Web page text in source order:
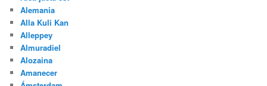
Alemania
Alla Kuli Kan
Alleppey
Almuradiel
Alozaina
Amanecer